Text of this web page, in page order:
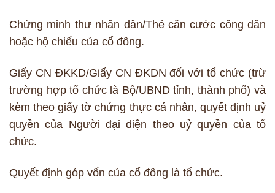
Chứng minh thư nhân dân/Thẻ căn cước công dân
hoặc hộ chiếu của cổ đông.
Giấy CN ĐKKD/Giấy CN ĐKDN đối với tổ chức (trừ
trường hợp tổ chức là Bộ/UBND tỉnh, thành phố) và
kèm theo giấy tờ chứng thực cá nhân, quyết định uỷ
quyền của Người đại diện theo uỷ quyền của tổ
chức.
Quyết định góp vốn của cổ đông là tổ chức.